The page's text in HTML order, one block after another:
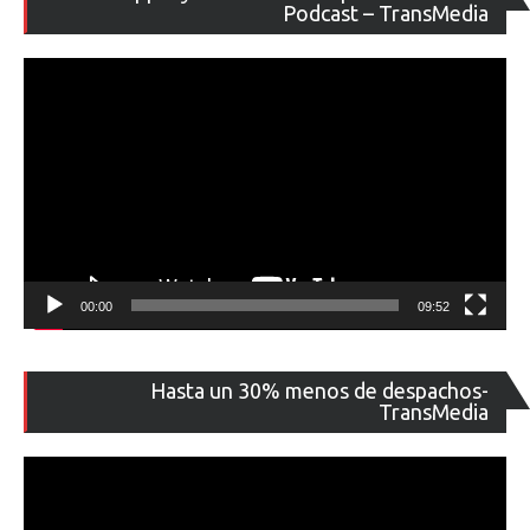
Podcast – TransMedia
de
00:00 09:52
Hasta un 30% menos de despachos-
TransMedia
de